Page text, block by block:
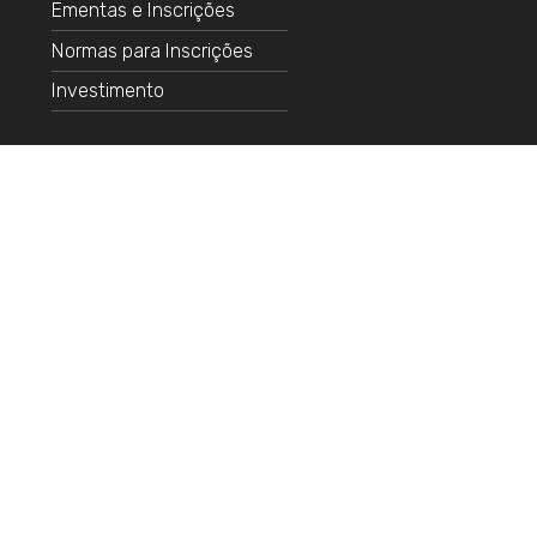
Ementas e Inscrições
Normas para Inscrições
Investimento